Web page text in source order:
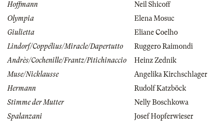
Hoffmann
Neil Shicoff
Olympia
Elena Mosuc
Giulietta
Eliane Coelho
Lindorf/Coppélius/Miracle/Dapertutto
Ruggero Raimondi
Andrès/Cochenille/Frantz/Pitichinaccio
Heinz Zednik
Muse/Nicklausse
Angelika Kirchschlager
Hermann
Rudolf Katzböck
Stimme der Mutter
Nelly Boschkowa
Spalanzani
Josef Hopferwieser